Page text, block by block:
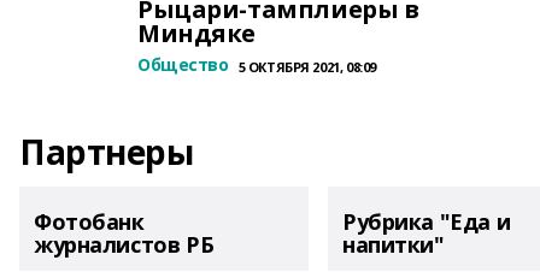
Рыцари-тамплиеры в
Миндяке
Общество 5 ОКТЯБРЯ 2021, 08:09
Партнеры
Фотобанк
журналистов РБ
Рубрика "Еда и
напитки"